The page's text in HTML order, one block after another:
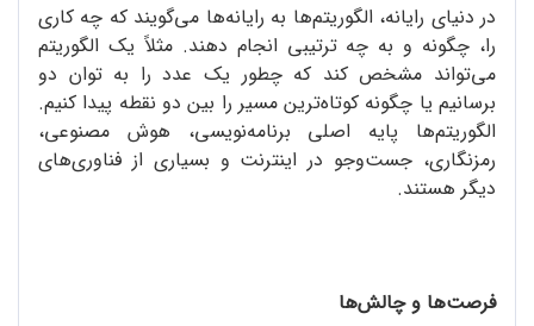
در دنیای رایانه، الگوریتم‌ها به رایانه‌ها می‌گویند که چه کاری
را، چگونه و به چه ترتیبی انجام دهند. مثلاً یک الگوریتم
می‌تواند مشخص کند که چطور یک عدد را به توان دو
برسانیم یا چگونه کوتاه‌ترین مسیر را بین دو نقطه پیدا کنیم.
الگوریتم‌ها پایه اصلی برنامه‌نویسی، هوش مصنوعی،
رمزنگاری، جست‌وجو در اینترنت و بسیاری از فناوری‌های
دیگر هستند.
فرصت‌ها و چالش‌ها